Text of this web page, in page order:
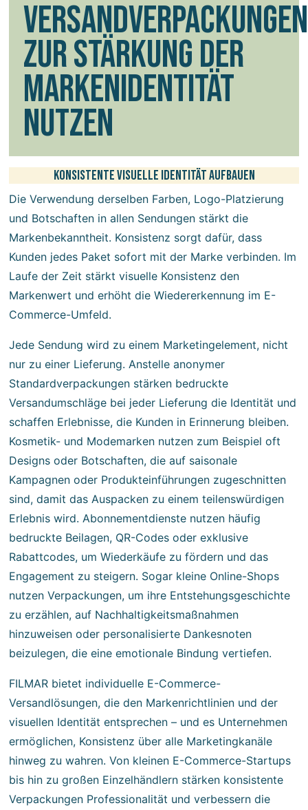
VERSANDVERPACKUNGEN
ZUR STÄRKUNG DER
MARKENIDENTITÄT
NUTZEN
Konsistente visuelle Identität aufbauen
Die Verwendung derselben Farben, Logo-Platzierung
und Botschaften in allen Sendungen stärkt die
Markenbekanntheit. Konsistenz sorgt dafür, dass
Kunden jedes Paket sofort mit der Marke verbinden. Im
Laufe der Zeit stärkt visuelle Konsistenz den
Markenwert und erhöht die Wiedererkennung im E-
Commerce-Umfeld.
Jede Sendung wird zu einem Marketingelement, nicht
nur zu einer Lieferung. Anstelle anonymer
Standardverpackungen stärken bedruckte
Versandumschläge bei jeder Lieferung die Identität und
schaffen Erlebnisse, die Kunden in Erinnerung bleiben.
Kosmetik- und Modemarken nutzen zum Beispiel oft
Designs oder Botschaften, die auf saisonale
Kampagnen oder Produkteinführungen zugeschnitten
sind, damit das Auspacken zu einem teilenswürdigen
Erlebnis wird. Abonnementdienste nutzen häufig
bedruckte Beilagen, QR-Codes oder exklusive
Rabattcodes, um Wiederkäufe zu fördern und das
Engagement zu steigern. Sogar kleine Online-Shops
nutzen Verpackungen, um ihre Entstehungsgeschichte
zu erzählen, auf Nachhaltigkeitsmaßnahmen
hinzuweisen oder personalisierte Dankesnoten
beizulegen, die eine emotionale Bindung vertiefen.
FILMAR bietet individuelle E-Commerce-
Versandlösungen, die den Markenrichtlinien und der
visuellen Identität entsprechen – und es Unternehmen
ermöglichen, Konsistenz über alle Marketingkanäle
hinweg zu wahren. Von kleinen E-Commerce-Startups
bis hin zu großen Einzelhändlern stärken konsistente
Verpackungen Professionalität und verbessern die